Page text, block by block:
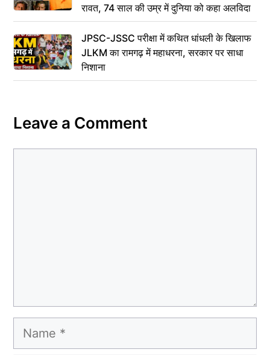
रावत, 74 साल की उम्र में दुनिया को कहा अलविदा
JPSC-JSSC परीक्षा में कथित धांधली के खिलाफ
JLKM का रामगढ़ में महाधरना, सरकार पर साधा
निशाना
Leave a Comment
Name